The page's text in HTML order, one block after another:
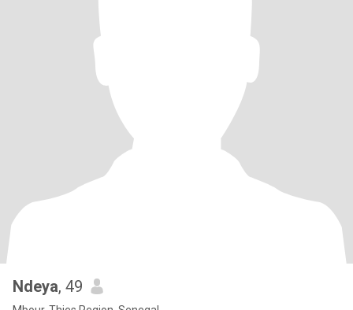
Ndeya, 49